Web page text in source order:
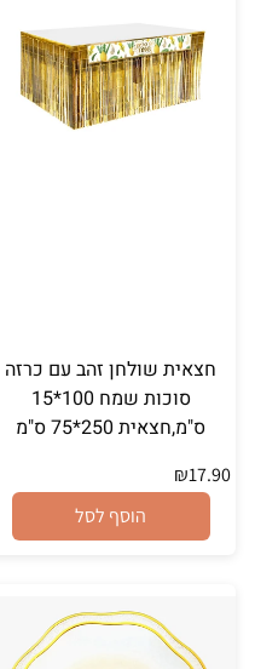
חצאית שולחן זהב עם כרזה
סוכות שמח 100*15
ס"מ,חצאית 250*75 ס"מ
₪17.90
הוסף לסל